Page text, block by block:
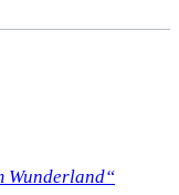
Wunderland“